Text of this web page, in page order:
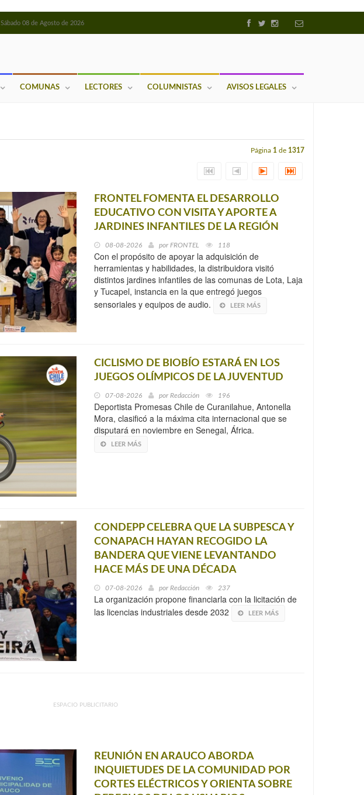
Sábado 08 de Agosto de 2026
COMUNAS LECTORES COLUMNISTAS AVISOS LEGALES
Página 1 de 1317
FRONTEL FOMENTA EL DESARROLLO
EDUCATIVO CON VISITA Y APORTE A
JARDINES INFANTILES DE LA REGIÓN
08-08-2026 por FRONTEL 118
Con el propósito de apoyar la adquisición de
herramientas y habilidades, la distribuidora visitó
distintos jardines infantiles de las comunas de Lota, Laja
y Tucapel, instancia en la que entregó juegos
sensoriales y equipos de audio.
LEER MÁS
CICLISMO DE BIOBÍO ESTARÁ EN LOS
JUEGOS OLÍMPICOS DE LA JUVENTUD
07-08-2026 por Redacción 196
Deportista Promesas Chile de Curanilahue, Antonella
Mora, clasificó a la máxima cita internacional que se
disputará en noviembre en Senegal, África.
LEER MÁS
CONDEPP CELEBRA QUE LA SUBPESCA Y
CONAPACH HAYAN RECOGIDO LA
BANDERA QUE VIENE LEVANTANDO
HACE MÁS DE UNA DÉCADA
07-08-2026 por Redacción 237
La organización propone financiarla con la licitación de
las licencias industriales desde 2032
LEER MÁS
ESPACIO PUBLICITARIO
REUNIÓN EN ARAUCO ABORDA
INQUIETUDES DE LA COMUNIDAD POR
CORTES ELÉCTRICOS Y ORIENTA SOBRE